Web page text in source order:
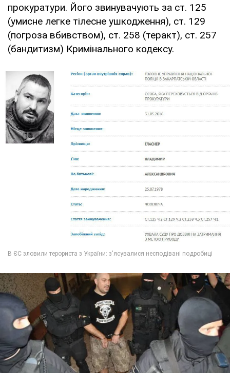
прокуратури. Його звинувачують за ст. 125
(умисне легке тілесне ушкодження), ст. 129
(погроза вбивством), ст. 258 (теракт), ст. 257
(бандитизм) Кримінального кодексу.